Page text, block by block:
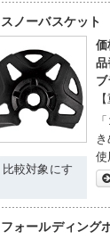
スノーバスケット
比較対象にす
価
品
使
フォールディング